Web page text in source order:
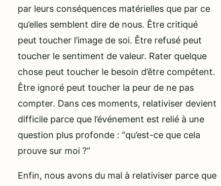
par leurs conséquences matérielles que par ce
qu’elles semblent dire de nous. Être critiqué
peut toucher l’image de soi. Être refusé peut
toucher le sentiment de valeur. Rater quelque
chose peut toucher le besoin d’être compétent.
Être ignoré peut toucher la peur de ne pas
compter. Dans ces moments, relativiser devient
difficile parce que l’événement est relié à une
question plus profonde : “qu’est-ce que cela
prouve sur moi ?”
Enfin, nous avons du mal à relativiser parce que